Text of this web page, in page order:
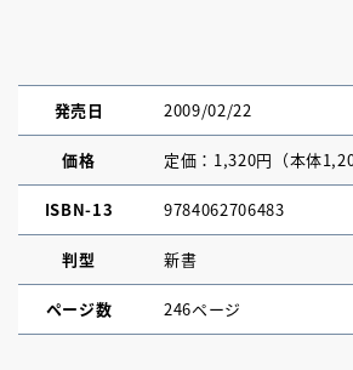
発売日 2009/02/22
価格 定価：1,320円（本体
ISBN-13 9784062706483
判型 新書
ページ数 246ページ